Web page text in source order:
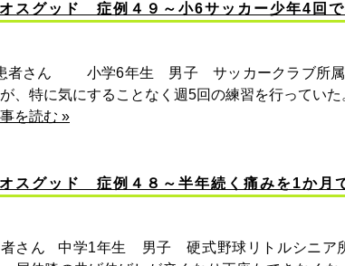
オスグッド 症例４９～小6サッカー少年4回
さん 小学6年生 男子 サッカークラブ所属
、特に気にすることなく週5回の練習を行ってい
を読む »
オスグッド 症例４８～半年続く痛みを1か月
さん 中学1年生 男子 硬式野球リトルシニア